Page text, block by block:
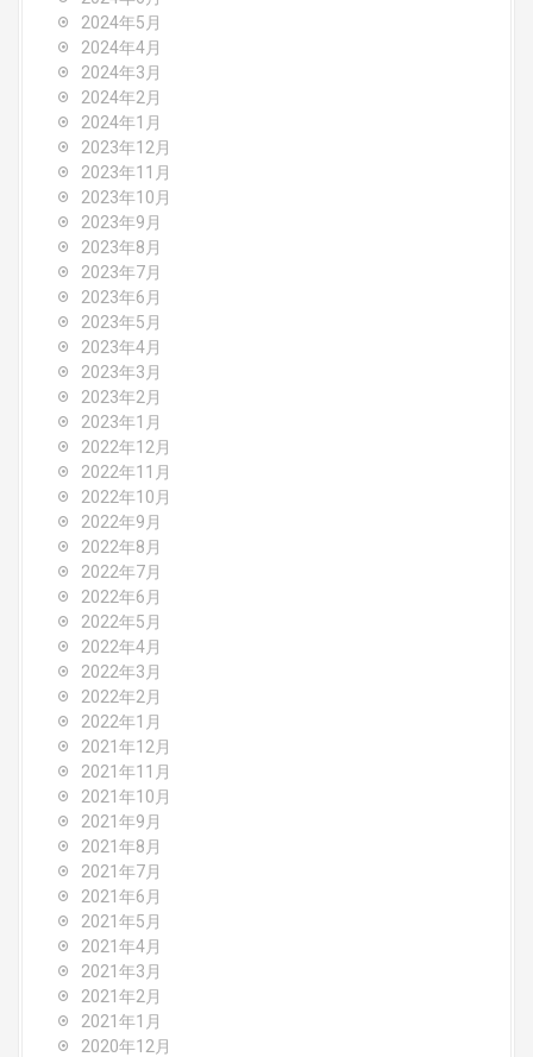
2024年5月
2024年4月
2024年3月
2024年2月
2024年1月
2023年12月
2023年11月
2023年10月
2023年9月
2023年8月
2023年7月
2023年6月
2023年5月
2023年4月
2023年3月
2023年2月
2023年1月
2022年12月
2022年11月
2022年10月
2022年9月
2022年8月
2022年7月
2022年6月
2022年5月
2022年4月
2022年3月
2022年2月
2022年1月
2021年12月
2021年11月
2021年10月
2021年9月
2021年8月
2021年7月
2021年6月
2021年5月
2021年4月
2021年3月
2021年2月
2021年1月
2020年12月